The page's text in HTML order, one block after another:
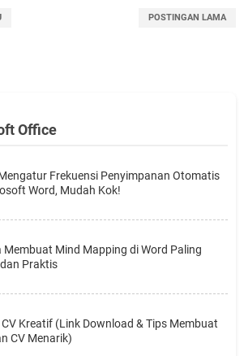
POSTINGAN LAMA
Office
Frekuensi Penyimpanan Otomatis
Word, Mudah Kok!
Membuat Mind Mapping di Word Paling
Praktis
Kreatif (Link Download & Tips Membuat
CV Menarik)